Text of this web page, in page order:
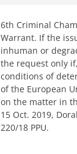
6th Criminal
Warrant. If the
inhuman or
the request only
conditions of
of the European
on the matter in
15 Oct. 2019,
220/18 PPU.